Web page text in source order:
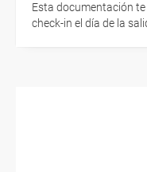
Esta documentación
check-in el día de la